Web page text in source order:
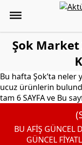
Şok Market
Bu hafta Şok’ta neler
ucuz ürünlerin
tam 6 SAYFA ve Bu
BU AFİŞ GÜNCEL
GÜNCEL